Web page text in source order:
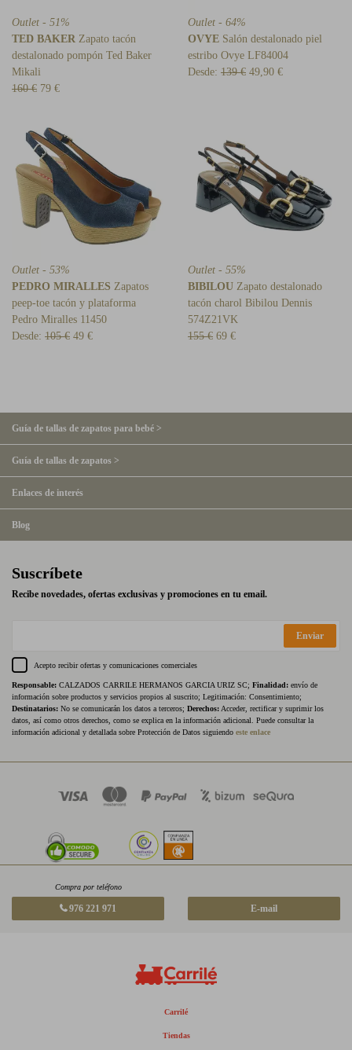
Outlet - 51%
TED BAKER Zapato tacón
destalonado pompón Ted Baker
Mikali
160 € 79 €
Outlet - 64%
OVYE Salón destalonado piel
estribo Ovye LF84004
Desde: 139 € 49,90 €
Outlet - 53%
PEDRO MIRALLES Zapatos
peep-toe tacón y plataforma
Pedro Miralles 11450
Desde: 105 € 49 €
Outlet - 55%
BIBILOU Zapato destalonado
tacón charol Bibilou Dennis
574Z21VK
155 € 69 €
Guía de tallas de zapatos para bebé >
Guía de tallas de zapatos >
Enlaces de interés
Blog
Suscríbete
Recibe novedades, ofertas exclusivas y promociones en tu email.
Enviar
Acepto recibir ofertas y comunicaciones comerciales
Responsable: CALZADOS CARRILE HERMANOS GARCIA URIZ SC; Finalidad: envío de
información sobre productos y servicios propios al suscrito; Legitimación: Consentimiento;
Destinatarios: No se comunicarán los datos a terceros; Derechos: Acceder, rectificar y suprimir los
datos, así como otros derechos, como se explica en la información adicional. Puede consultar la
información adicional y detallada sobre Protección de Datos siguiendo este enlace
Compra por teléfono
976 221 971 E-mail
Carrilé
Tiendas